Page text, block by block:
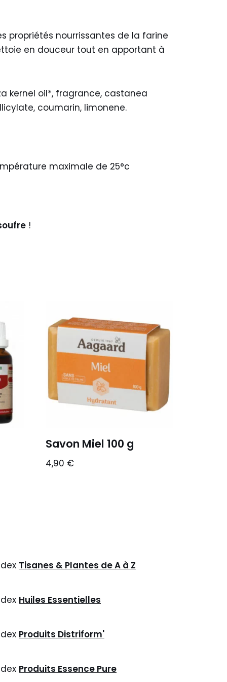
propriétés nourrissantes de la farine
en douceur tout en apportant à
kernel oil*, fragrance, castanea
coumarin, limonene.
maximale de 25°c
!
Savon Miel 100 g
4,90 €
Tisanes & Plantes de A à Z
Huiles Essentielles
Produits Distriform'
Produits Essence Pure